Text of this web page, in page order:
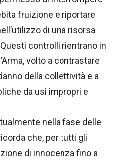
fruizione e riportare
di una risorsa
controlli rientrano in
volto a contrastare
della collettività e a
da usi impropri e
nella fase delle
che, per tutti gli
di innocenza fino a